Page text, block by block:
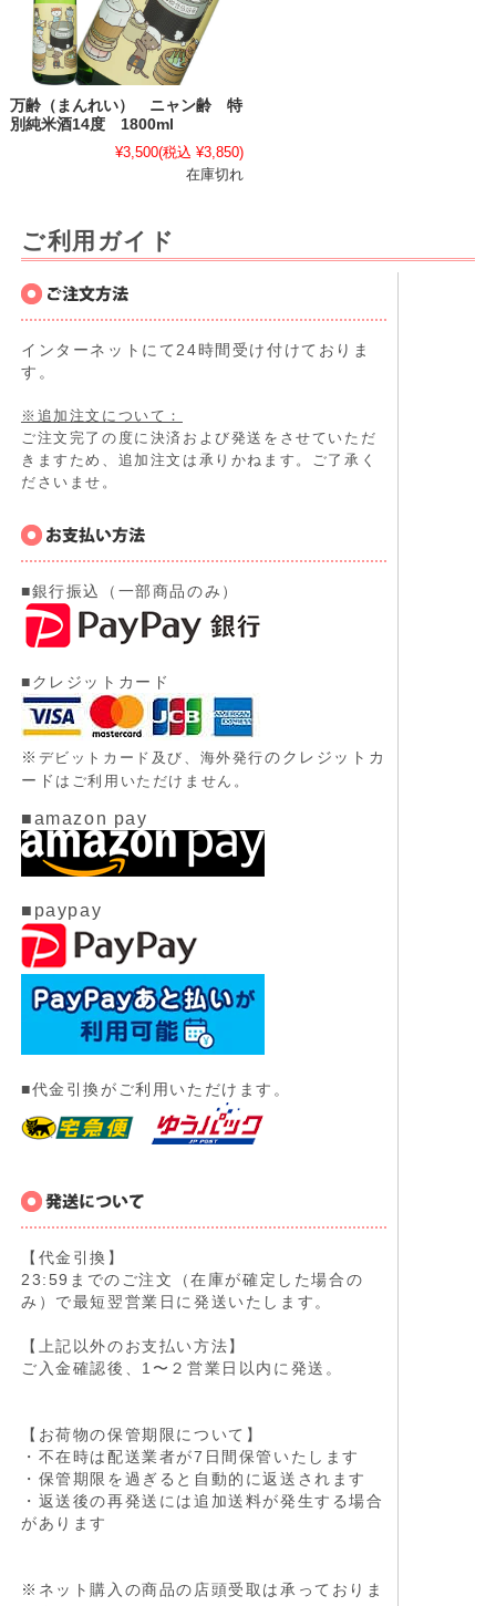
万齢（まんれい） ニャン齢 特
別純米酒14度 1800ml
¥3,500(税込 ¥3,850)
在庫切れ
ご利用ガイド
インターネットにて24時間受け付けておりま
す。
※追加注文について：
ご注文完了の度に決済および発送をさせていただ
きますため、追加注文は承りかねます。ご了承く
ださいませ。
■銀行振込（一部商品のみ）
■クレジットカード
※ デビットカード及び、 海外発行のクレジットカ
ード はご利用いただけません。
■amazon pay
■paypay
■代金引換がご利用いただけます。
【代金引換】
23:59までのご注文（在庫が確定した場合の
み）で最短翌営業日に発送いたします。
【上記以外のお支払い方法】
ご入金確認後、1〜２営業日以内に発送。
【お荷物の保管期限について】
・不在時は配送業者が7日間保管いたします
・保管期限を過ぎると自動的に返送されます
・返送後の再発送には追加送料が発生する場合
があります
※ネット購入の商品の店頭受取は承っておりま